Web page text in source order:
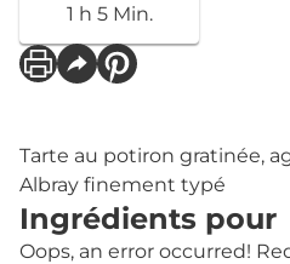
1 h 5 Min.
Tarte au potiron gratinée,
Albray finement typé
Ingrédients pour
Oops, an error occurred!